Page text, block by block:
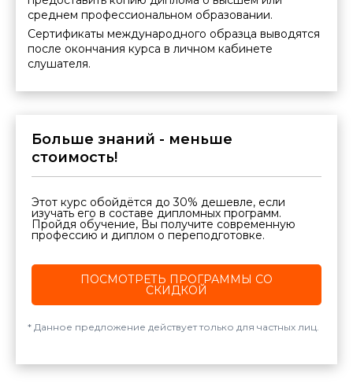
среднем профессиональном образовании.
Сертификаты международного образца выводятся
после окончания курса в личном кабинете
слушателя.
Больше знаний - меньше
стоимость!
Этот курс обойдётся до 30% дешевле, если
изучать его в составе дипломных программ.
Пройдя обучение, Вы получите современную
профессию и диплом о переподготовке.
ПОСМОТРЕТЬ ПРОГРАММЫ СО
СКИДКОЙ
Данное предложение действует только для частных лиц.